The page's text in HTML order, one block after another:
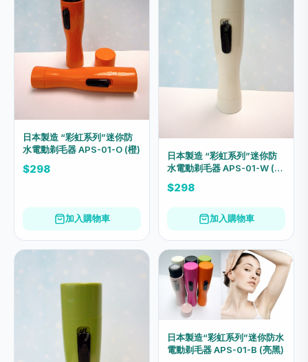
日本製造 “彩虹系列”迷你防
水電動剃毛器 APS-01-O (橙)
$298
加入購物車
日本製造 “彩虹系列”迷你防
水電動剃毛器 APS-01-W (亮
白)
$298
加入購物車
日本製造“彩虹系列”迷你防水
電動剃毛器 APS-01-B (亮黑)